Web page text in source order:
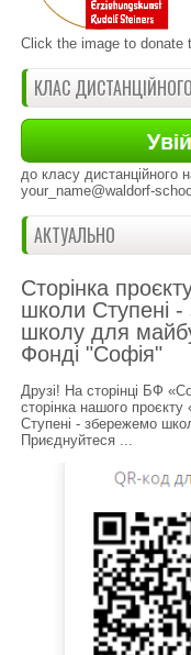
Click the image to donate
КЛАС
до класу дистанційного
your_name@waldorf-
АКТУАЛЬНО
Сторінка
школи Ступені
школу для
Фонді "Софія"
Друзі! На сторінці БФ
сторінка нашого
Ступені - збережемо
Приєднуйтеся ...